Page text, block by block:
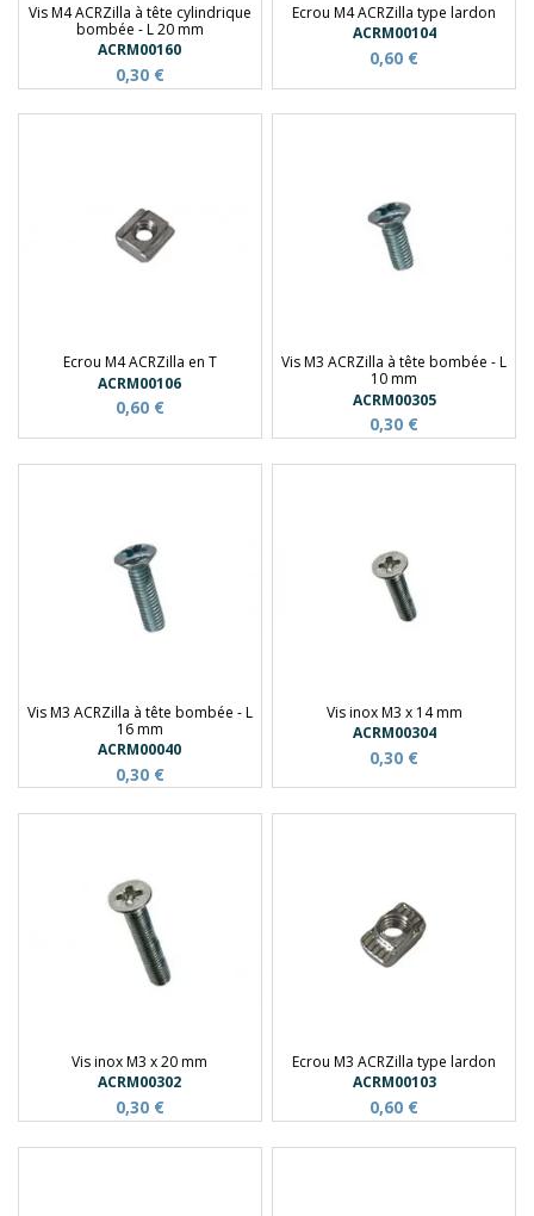
Vis M4 ACRZilla à tête cylindrique
bombée - L 20 mm
ACRM00160
0,30 €
Ecrou M4 ACRZilla type lardon
ACRM00104
0,60 €
Ecrou M4 ACRZilla en T
ACRM00106
0,60 €
Vis M3 ACRZilla à tête bombée - L
10 mm
ACRM00305
0,30 €
Vis M3 ACRZilla à tête bombée - L
16 mm
ACRM00040
0,30 €
Vis inox M3 x 14 mm
ACRM00304
0,30 €
Vis inox M3 x 20 mm
ACRM00302
0,30 €
Ecrou M3 ACRZilla type lardon
ACRM00103
0,60 €